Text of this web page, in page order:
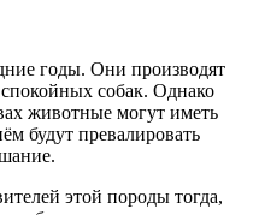
годы. Они производят
собак. Однако
животные могут иметь
будут превалировать
этой породы тогда,